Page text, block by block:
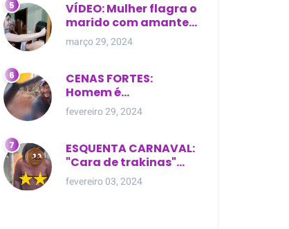
VÍDEO: Mulher flagra o
marido com amante
dentro da própria
residência
março 29, 2024
CENAS FORTES:
Homem é
brutalmente atacado
e morto a golpes de
fevereiro 29, 2024
ESQUENTA CARNAVAL:
"Cara de trakinas"
dança seminua no
meio da rua na Bahia
fevereiro 03, 2024